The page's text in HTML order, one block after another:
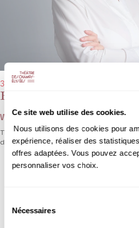
Ce site web utilise des cookies.
Nous utilisons des cookies pour
expérience, réaliser des
offres adaptées. Vous pouvez
personnaliser vos choix.
Nécessaires
Requiem
30/03/2026 - 8:00 pm
Wolfgang Amadeus Mozart
The legend surrounding Mozart’s
dimension.